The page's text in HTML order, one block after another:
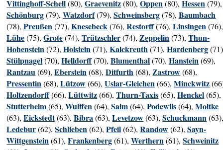
Vittinghoff-Schell(80),Graevenitz(80),Oppen (80),Hessen (79),
Schönburg(79),Watzdorf(79),Schweinsberg(78),Baumbach
(78),Preußen (77),Knesebeck (76),Restorff(76),Linsingen (76),
Lühe(75),Grote(74),Trützschler(74), Zeppelin (73),Thun-
Hohenstein (72),Holstein (71),Kalckreuth (71),Hardenberg
Stülpnagel(70),Helldorff(70),Blumenthal(70),Hanstein (69),
Rantzau (69),Eberstein (68),Ditfurth (68), Zastrow(68),
Pressentin (68),Lützow(66),Uslar-Gleichen (66),Minckwitz
Holtzendorff(66),Lüttwitz(66),Thurn-Taxis(65),Henckel(65),
Stutterheim(65),Wulffen (64),Salm(64),Podewils(64),Moltke
(63),Eickstedt(63),Bibra (63),Levetzow(63),Schuckmann
Ledebur(62),Schlieben (62),Pfeil(62),Randow(62),Sayn-
Wittgenstein (61),Frankenberg(61),Werthern (61),Schweinitz